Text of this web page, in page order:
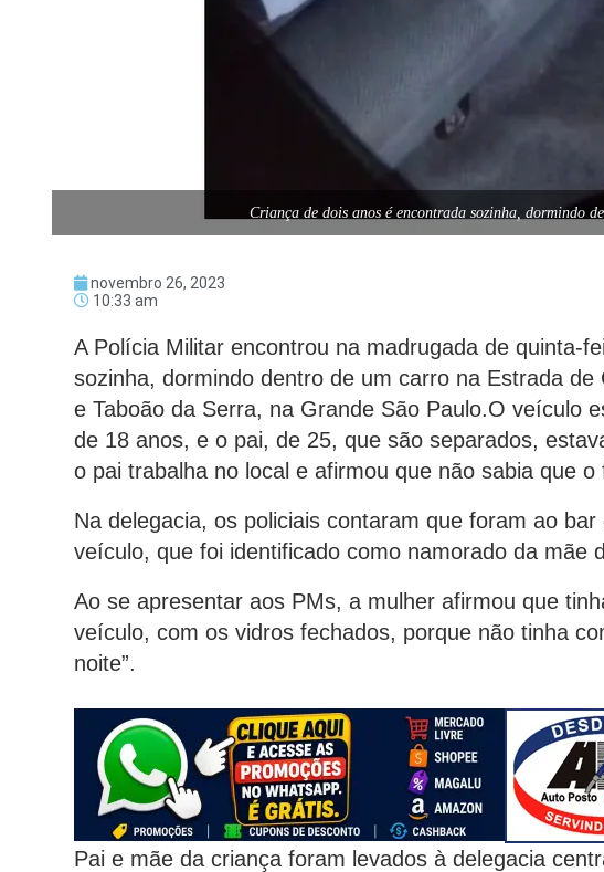
Criança de dois anos é encontrada sozinha, dormindo
novembro 26, 2023
10:33 am
A Polícia Militar encontrou na madrugada de quinta-
sozinha, dormindo dentro de um carro na Estrada
e Taboão da Serra, na Grande São Paulo.O veículo
de 18 anos, e o pai, de 25, que são separados,
o pai trabalha no local e afirmou que não sabia que
Na delegacia, os policiais contaram que foram ao
veículo, que foi identificado como namorado da mãe
Ao se apresentar aos PMs, a mulher afirmou que
veículo, com os vidros fechados, porque não tinha
noite”.
Pai e mãe da criança foram levados à delegacia